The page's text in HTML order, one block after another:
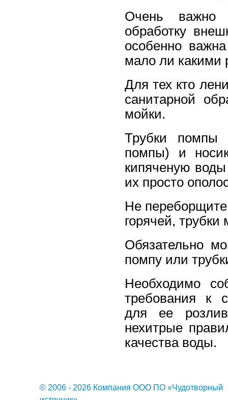
Очень важно
обработку
особенно
мало ли какими
Для тех кто
санитарной
мойки.
Трубки помпы
помпы) и
кипяченую
их просто
Не
горячей,
Обязательно
помпу или
Необходимо
требования к
для ее
нехитрые
качества воды.
© 2006 - 2026 Компания ООО ПО «Чудотворный